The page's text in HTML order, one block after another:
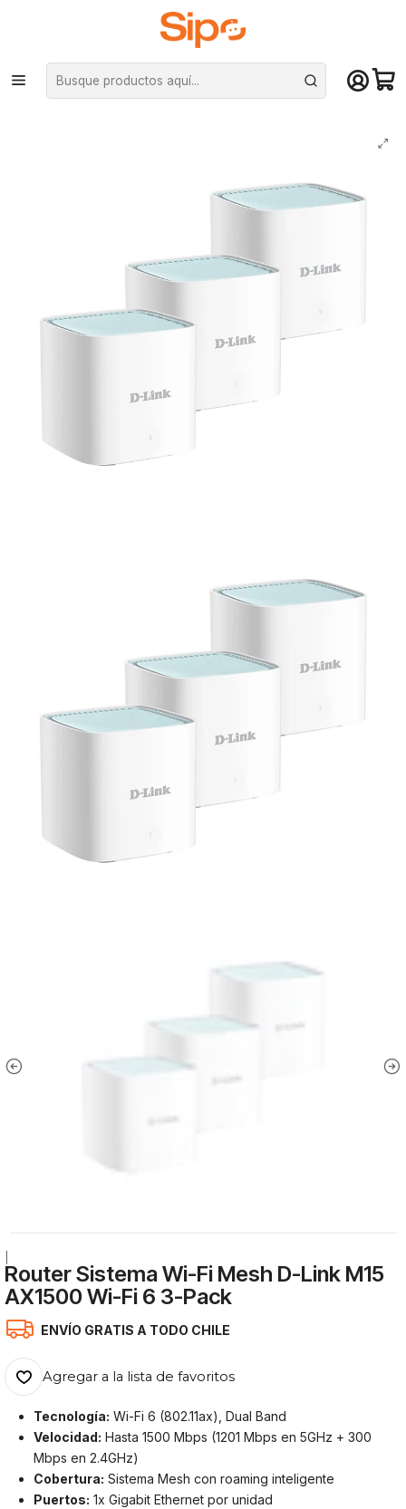
¡Compra hasta mediodía y recibe hoy! De lunes a sábado en el gran
Santiago. Envío gratis desde $29.990
Inicio Redes y conectividad Routers
Router Sistema Wi-Fi Mesh D-Link M15 AX1500 Wi-Fi 6 3-Pack
Router Sistema Wi-Fi Mesh D-Link M15
AX1500 Wi-Fi 6 3-Pack
ENVÍO GRATIS A TODO CHILE
Agregar a la lista de favoritos
Tecnología: Wi-Fi 6 (802.11ax), Dual Band
Velocidad: Hasta 1500 Mbps (1201 Mbps en 5GHz + 300
Mbps en 2.4GHz)
Cobertura: Sistema Mesh con roaming inteligente
Puertos: 1x Gigabit Ethernet por unidad